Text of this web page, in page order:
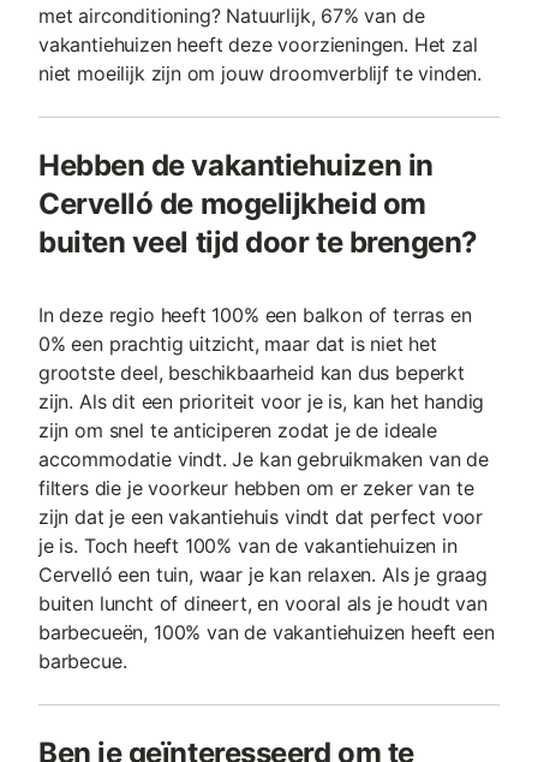
met airconditioning? Natuurlijk, 67% van de
vakantiehuizen heeft deze voorzieningen. Het zal
niet moeilijk zijn om jouw droomverblijf te vinden.
Hebben de vakantiehuizen in
Cervelló de mogelijkheid om
buiten veel tijd door te brengen?
In deze regio heeft 100% een balkon of terras en
0% een prachtig uitzicht, maar dat is niet het
grootste deel, beschikbaarheid kan dus beperkt
zijn. Als dit een prioriteit voor je is, kan het handig
zijn om snel te anticiperen zodat je de ideale
accommodatie vindt. Je kan gebruikmaken van de
filters die je voorkeur hebben om er zeker van te
zijn dat je een vakantiehuis vindt dat perfect voor
je is. Toch heeft 100% van de vakantiehuizen in
Cervelló een tuin, waar je kan relaxen. Als je graag
buiten luncht of dineert, en vooral als je houdt van
barbecueën, 100% van de vakantiehuizen heeft een
barbecue.
Ben je geïnteresseerd om te